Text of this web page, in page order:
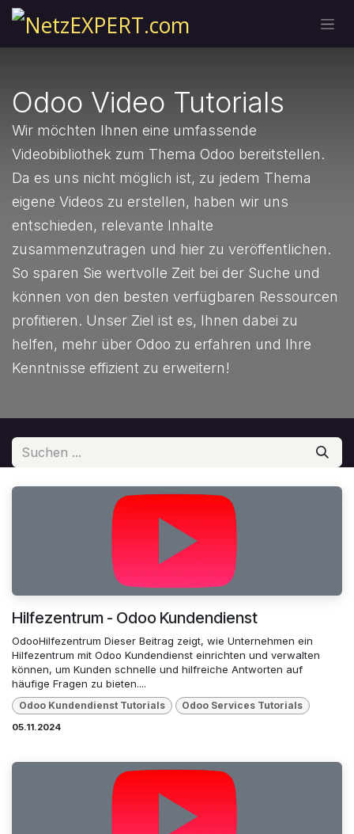
Zum Inhalt springen
Odoo Video Tutorials
Wir möchten Ihnen eine umfassende
Videobibliothek zum Thema Odoo bereitstellen.
Da es uns nicht möglich ist, zu jedem Thema
eigene Videos zu erstellen, haben wir uns
entschieden, relevante Inhalte
zusammenzutragen und hier zu veröffentlichen.
So sparen Sie wertvolle Zeit bei der Suche und
können von den besten verfügbaren Ressourcen
profitieren. Unser Ziel ist es, Ihnen dabei zu
helfen, mehr über Odoo zu erfahren und Ihre
Kenntnisse effizient zu erweitern!
Hilfezentrum - Odoo Kundendienst
OdooHilfezentrum Dieser Beitrag zeigt, wie Unternehmen ein
Hilfezentrum mit Odoo Kundendienst einrichten und verwalten
können, um Kunden schnelle und hilfreiche Antworten auf
häufige Fragen zu bieten....
Odoo Kundendienst Tutorials Odoo Services Tutorials
05.11.2024